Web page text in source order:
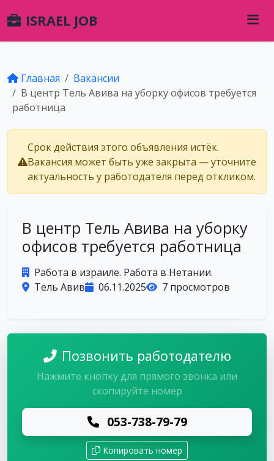
ISRAEL JOB
Главная
Вакансии
В центр Тель Авива на уборку офисов требуется
работница
Срок действия этого объявления истёк.
Вакансия может быть уже закрыта — уточните
актуальность у работодателя перед откликом.
В центр Тель Авива на уборку
офисов требуется работница
Работа в израиле. Работа в Нетании.
Тель Авив
06.11.2025 7 просмотров
Позвонить работодателю
Нажмите кнопку для прямого звонка или
скопируйте номер
053-738-79-79
Копировать номер